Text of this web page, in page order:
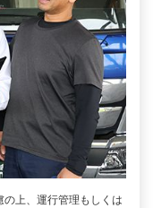
上、運行管理もしくは